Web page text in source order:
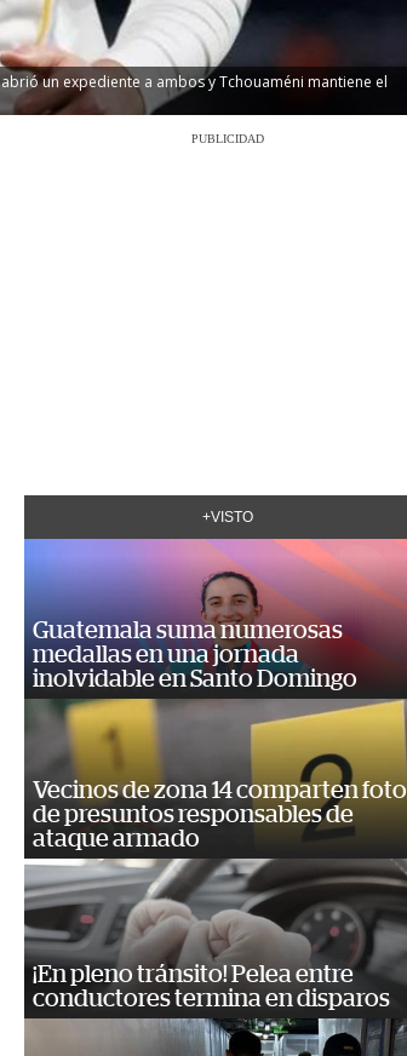
un expediente a ambos y Tchouaméni mantiene el
PUBLICIDAD
+VISTO
Guatemala suma numerosas
medallas en una jornada
inolvidable en Santo Domingo
Vecinos de zona 14 comparten foto
de presuntos responsables de
ataque armado
¡En pleno tránsito! Pelea entre
conductores termina en disparos